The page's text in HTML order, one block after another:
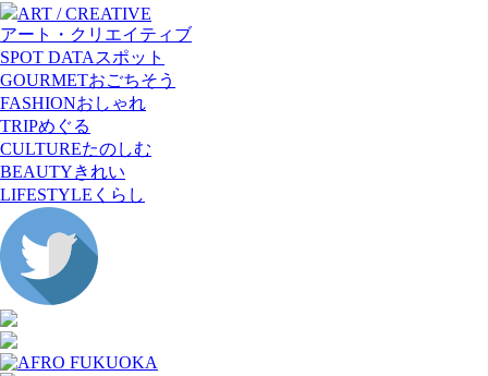
ART / CREATIVE
アート・クリエイティブ
SPOT DATA スポット
GOURMETおごちそう
FASHIONおしゃれ
TRIPめぐる
CULTUREたのしむ
BEAUTYきれい
LIFESTYLE くらし